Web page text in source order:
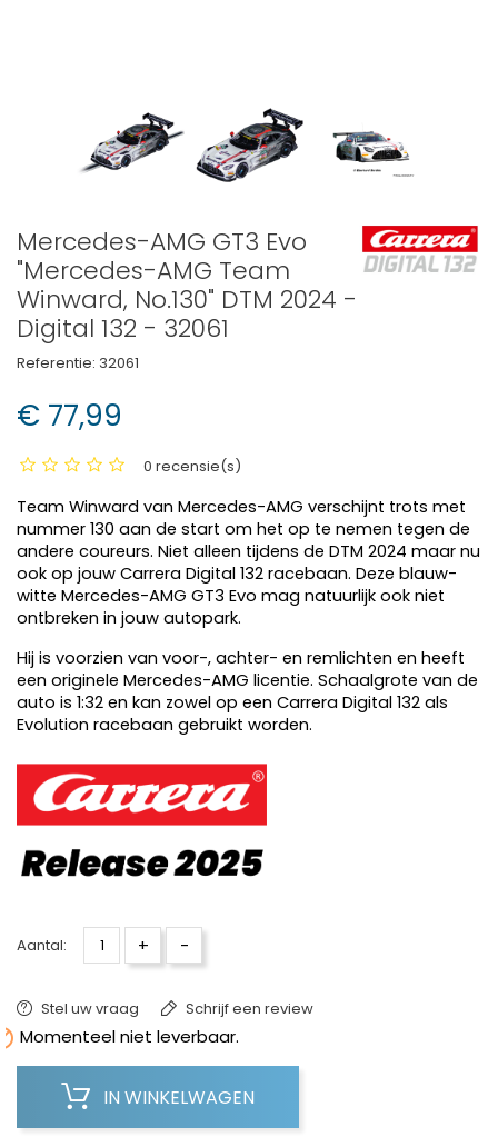
Mercedes-AMG GT3 Evo
"Mercedes-AMG Team
Winward, No.130" DTM 2024 -
Digital 132 - 32061
Referentie: 32061
€ 77,99
0 recensie(s)
Team Winward van Mercedes-AMG verschijnt trots met
nummer 130 aan de start om het op te nemen tegen de
andere coureurs. Niet alleen tijdens de DTM 2024 maar nu
ook op jouw Carrera Digital 132 racebaan. Deze blauw-
witte Mercedes-AMG GT3 Evo mag natuurlijk ook niet
ontbreken in jouw autopark.
Hij is voorzien van voor-, achter- en remlichten en heeft
een originele Mercedes-AMG licentie. Schaalgrote van de
auto is 1:32 en kan zowel op een Carrera Digital 132 als
Evolution racebaan gebruikt worden.
Aantal: + -
Stel uw vraag Schrijf een review
Momenteel niet leverbaar.
IN WINKELWAGEN